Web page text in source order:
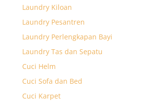
Laundry Kiloan
Laundry Pesantren
Laundry Perlengkapan Bayi
Laundry Tas dan Sepatu
Cuci Helm
Cuci Sofa dan Bed
Cuci Karpet